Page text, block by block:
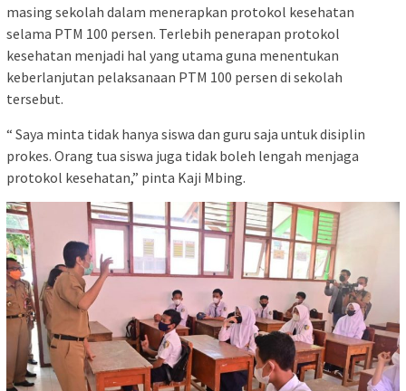
masing sekolah dalam menerapkan protokol kesehatan
selama PTM 100 persen. Terlebih penerapan protokol
kesehatan menjadi hal yang utama guna menentukan
keberlanjutan pelaksanaan PTM 100 persen di sekolah
tersebut.
“ Saya minta tidak hanya siswa dan guru saja untuk disiplin
prokes. Orang tua siswa juga tidak boleh lengah menjaga
protokol kesehatan,” pinta Kaji Mbing.